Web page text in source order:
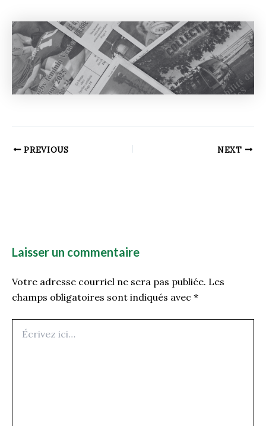
PREVIOUS NEXT
Laisser un commentaire
Votre adresse courriel ne sera pas publiée. Les
champs obligatoires sont indiqués avec *
ici…